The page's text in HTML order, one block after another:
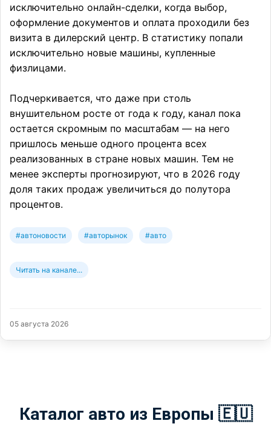
исключительно онлайн-сделки, когда выбор,
оформление документов и оплата проходили без
визита в дилерский центр. В статистику попали
исключительно новые машины, купленные
физлицами.
Подчеркивается, что даже при столь
внушительном росте от года к году, канал пока
остается скромным по масштабам — на него
пришлось меньше одного процента всех
реализованных в стране новых машин. Тем не
менее эксперты прогнозируют, что в 2026 году
доля таких продаж увеличиться до полутора
процентов.
#автоновости #авторынок #авто
Читать на канале...
05 августа 2026
Каталог авто из Европы 🇪🇺